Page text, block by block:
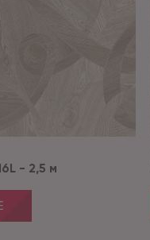
- 2,5 м